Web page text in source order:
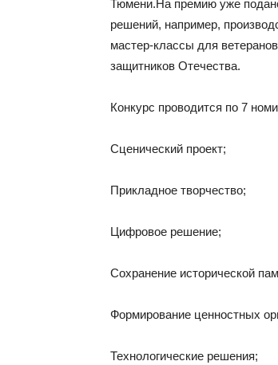
Тюмени.На премию уже
решений, например,
мастер-классы для
защитников Отечества.
Конкурс проводится по 7
Сценический проект;
Прикладное творчество;
Цифровое решение;
Сохранение исторической
Формирование ценностных
Технологические решения;